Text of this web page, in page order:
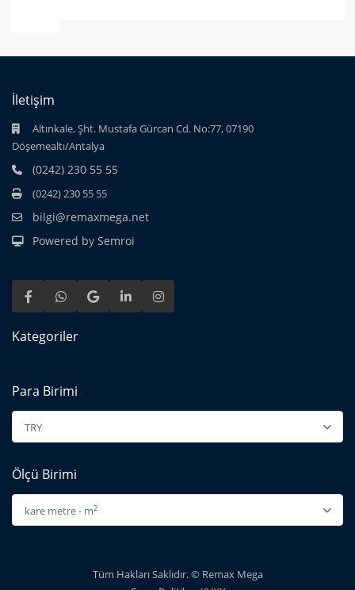
İletişim
Altınkale, Şht. Mustafa Gürcan Cd. No:77, 07190
Döşemealtı/Antalya
(0242) 230 55 55
(0242) 230 55 55
bilgi@remaxmega.net
Powered by Semroi
Kategoriler
Para Birimi
TRY
Ölçü Birimi
kare metre - m2
Tüm Hakları Saklıdır. © Remax Mega